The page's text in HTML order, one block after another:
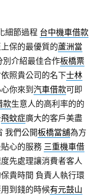
細節過程 台中機車借款
保的最優質的蘆洲當
別介紹最佳合作板橋票
照貴公司的名下士林
你來到汽車借款可即
款生意人的高利率的的
飛蚊症廣大的客戶美盡
我們公開板橋當舖為方
心的服務 三重機車借
先處理讓消費者客人
貴時間 負責人執行環
到錢的時候有元鼓山